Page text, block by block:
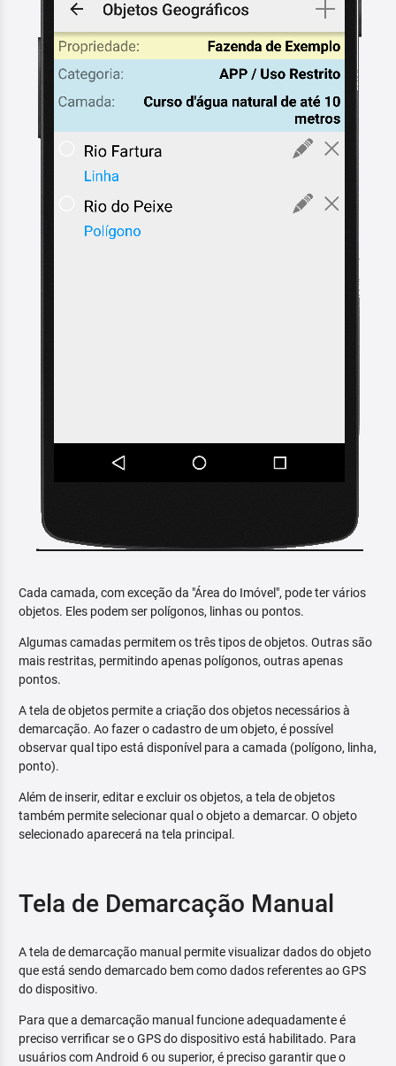
Cada camada, com exceção da "Área do Imóvel", pode ter vários
objetos. Eles podem ser polígonos, linhas ou pontos.
Algumas camadas permitem os três tipos de objetos. Outras são
mais restritas, permitindo apenas polígonos, outras apenas
pontos.
A tela de objetos permite a criação dos objetos necessários à
demarcação. Ao fazer o cadastro de um objeto, é possível
observar qual tipo está disponível para a camada (polígono, linha,
ponto).
Além de inserir, editar e excluir os objetos, a tela de objetos
também permite selecionar qual o objeto a demarcar. O objeto
selecionado aparecerá na tela principal.
Tela de Demarcação Manual
A tela de demarcação manual permite visualizar dados do objeto
que está sendo demarcado bem como dados referentes ao GPS
do dispositivo.
Para que a demarcação manual funcione adequadamente é
preciso verrificar se o GPS do dispositivo está habilitado. Para
usuários com Android 6 ou superior, é preciso garantir que o